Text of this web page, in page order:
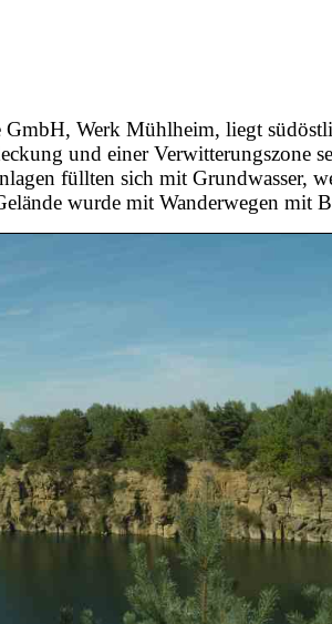
GmbH, Werk Mühlheim, liegt
und einer Verwitterungszone
füllten sich mit Grundwasser,
wurde mit Wanderwegen mit